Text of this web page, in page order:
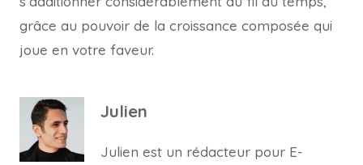
grâce au pouvoir de la croissance composée qui
joue en votre faveur.
Julien
Julien est un rédacteur pour E-